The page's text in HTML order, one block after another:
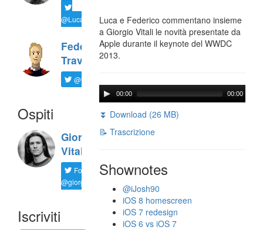
@LucaTNT
Federico
Travaini
@ftrava
Ospiti
Giorgio
Vitali
Follow
@giorgio__vit
Iscriviti
Luca e Federico commentano insieme
a Giorgio Vitali le novità presentate da
Apple durante il keynote del WWDC
2013.
00:00 00:00
⏬ Download (26 MB)
📝 Trascrizione
Shownotes
@iJosh90
iOS 8 homescreen
iOS 7 redesign
iOS 6 vs iOS 7